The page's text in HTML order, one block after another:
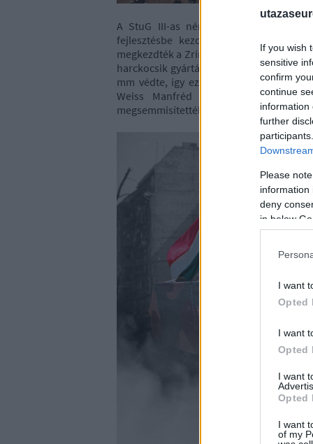
If you wish
sensitive
confirm
continue
information
further
Please
information
deny
in below
I want
Opted
I want
Opted
I want
Opted
I want
of my
A StuG III-as német rohamlöveg
fejlesztésbe kezdett, aminél a Turán
megkezdték a Zrínyi I hosszú csövű, 75
harckocsik gyártását. A 61 darab nagy
mm védte, így ez volt a
Weiss Manfréd gyárat és a
megsemmisítették.